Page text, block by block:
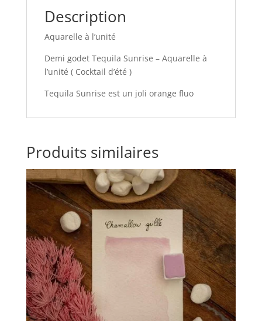
Description
Aquarelle à l’unité
Demi godet Tequila Sunrise – Aquarelle à
l’unité ( Cocktail d’été )
Tequila Sunrise est un joli orange fluo
Produits similaires